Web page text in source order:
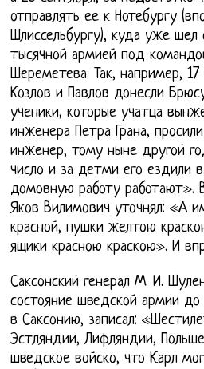
отправлять ее к Нотебургу
Шлиссельбургу), куда уже
тысячной армией под
Шереметева. Так, например, 17
Козлов и Павлов донесли
ученики, которые учатца
инженера Петра Грана,
инженер, тому ныне другой
число и за детми его ездили
домовную работу работают».
Яков Вилимович уточнял: «А
красной, пушки желтою
ящики красною краскою». И
Саксонский генерал М. И.
состояние шведской армии
в Саксонию, записал:
Эстляндии, Лифляндии,
шведское войско, что Карл